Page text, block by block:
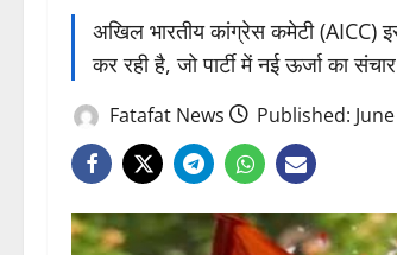
अखिल भारतीय कांग्रेस कमेटी (AICC)
कर रही है, जो पार्टी में नई ऊर्जा का
Fatafat News Published: